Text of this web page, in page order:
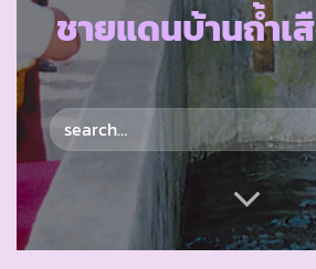
ชายแดนบ้านถ้ำเ